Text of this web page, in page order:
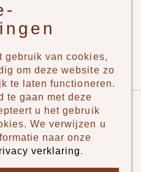
ons
gebruik van cookies,
om deze website zo
te laten functioneren.
te gaan met deze
u het gebruik
We verwijzen u
naar onze
verklaring.